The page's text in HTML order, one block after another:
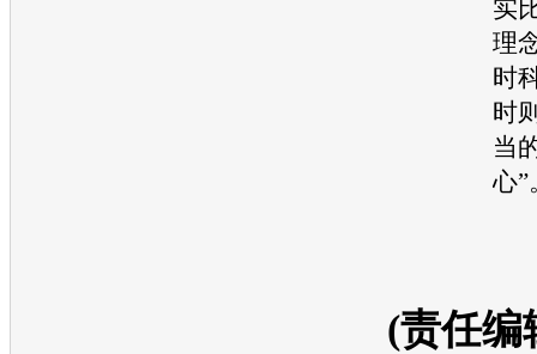
实
理
时
时
当
心”
(责任编